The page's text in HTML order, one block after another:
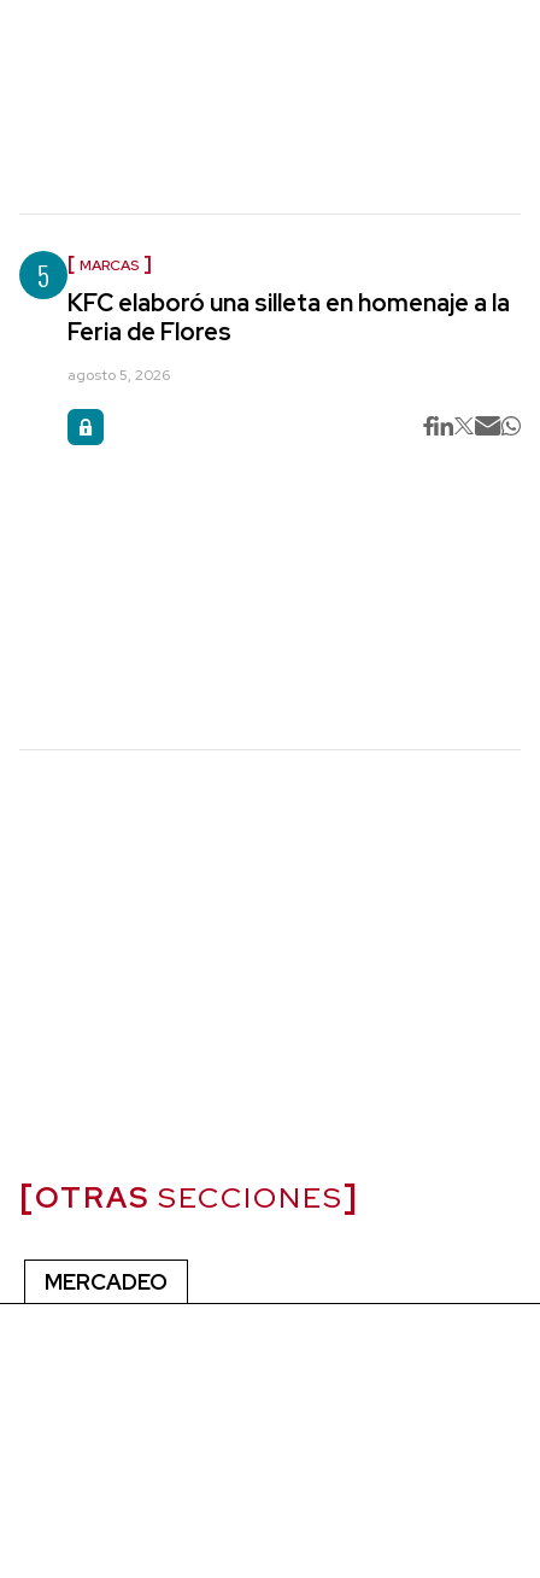
5 MARCAS
KFC elaboró una silleta en homenaje a la
Feria de Flores
agosto 5, 2026
OTRAS SECCIONES
MERCADEO